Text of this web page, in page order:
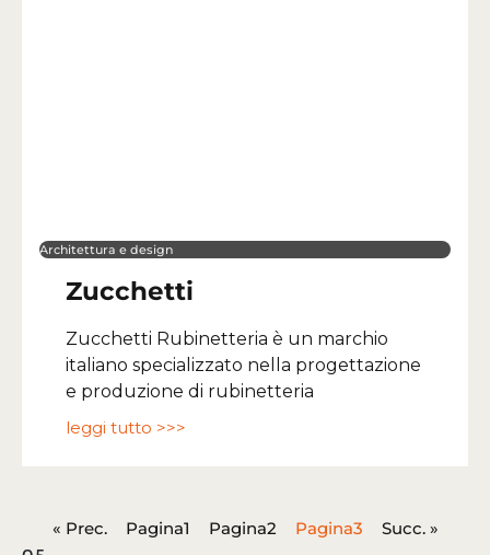
Architettura e design
Zucchetti
Zucchetti Rubinetteria è un marchio
italiano specializzato nella progettazione
e produzione di rubinetteria
leggi tutto >>>
« Prec. Pagina1 Pagina2 Pagina3 Succ. »